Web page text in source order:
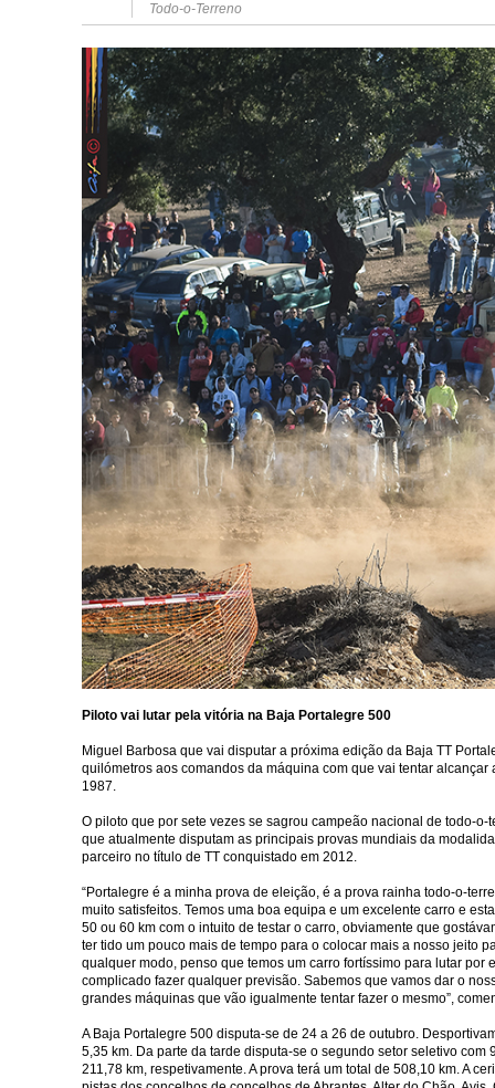
Todo-o-Terreno
Piloto vai lutar pela vitória na Baja Portalegre 500
Miguel Barbosa que vai disputar a próxima edição da Baja TT
quilómetros aos comandos da máquina com que vai tentar
1987.
O piloto que por sete vezes se sagrou campeão nacional de todo-
que atualmente disputam as principais provas mundiais da
parceiro no título de TT conquistado em 2012.
“Portalegre é a minha prova de eleição, é a prova rainha todo-o-
muito satisfeitos. Temos uma boa equipa e um excelente carro e
50 ou 60 km com o intuito de testar o carro, obviamente que
ter tido um pouco mais de tempo para o colocar mais a nosso jeito
qualquer modo, penso que temos um carro fortíssimo para lutar
complicado fazer qualquer previsão. Sabemos que vamos dar o
grandes máquinas que vão igualmente tentar fazer o mesmo”,
A Baja Portalegre 500 disputa-se de 24 a 26 de outubro.
5,35 km. Da parte da tarde disputa-se o segundo setor seletivo
211,78 km, respetivamente. A prova terá um total de 508,10 km. A